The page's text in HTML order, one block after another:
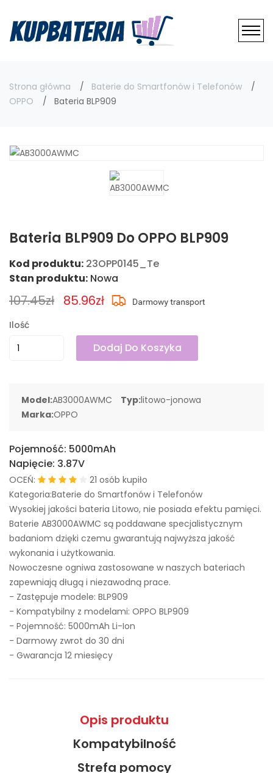
Strona główna
Baterie do Smartfonów i Telefonów
OPPO
Bateria BLP909
Bateria BLP909 Do OPPO BLP909
Kod produktu: 23OPP0145_Te
Stan produktu: Nowa
107.45zł 85.96zł
Ilość
Dodaj Do Koszyka
Model:AB3000AWMC Typ:litowo-jonowa
Marka:OPPO
Pojemność: 5000mAh
Napięcie: 3.87V
OCEŃ:
21 osób kupiło
Kategoria:Baterie do Smartfonów i Telefonów
Wysokiej jakości bateria Litowo, nie posiada efektu pamięci.
Baterie AB3000AWMC są poddawane specjalistycznym
badaniom dzięki czemu gwarantują najwyższa jakość
wykonania i użytkowania.
Nowoczesne ogniwa zastosowane w naszych bateriach
zapewniają długą i niezawodną prace.
- Zastępuje modele: BLP909
- Kompatybilny z modelami: OPPO BLP909
- Pojemność: 5000mAh Li-Ion
- Darmowy zwrot do 30 dni
- Gwarancja 12 miesięcy
Opis produktu
Kompatybilność
Strefa pomocy